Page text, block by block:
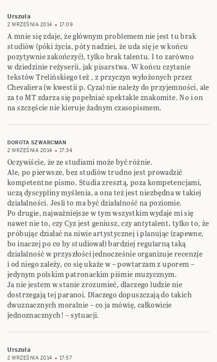
Urszula
2 WRZEŚNIA 2014 17:09
A mnie się zdaje, że głównym problemem nie jest tu brak
studiów (póki życia, póty nadziei, że uda się je w końcu
pozytywnie zakończyć), tylko brak talentu. I to zarówno
w dziedzinie reżyserii, jak pisarstwa. W końcu czytanie
tekstów Trelińskiego też , z przyczyn wyłożonych przez
Chevaliera (w kwestii p. Cyza) nie należy do przyjemności, ale
za to MT zdarza się popełniać spektakle znakomite. No i on
na szczęście nie kieruje żadnym czasopismem.
DOROTA SZWARCMAN
2 WRZEŚNIA 2014
17:34
Oczywiście, że ze studiami może być różnie.
Ale, po pierwsze, bez studiów trudno jest prowadzić
kompetentne pismo. Studia zresztą, poza kompetencjami,
uczą dyscypliny myślenia, a ona też jest niezbędna w takiej
działalności. Jesli to ma być działalność na poziomie.
Po drugie, najważniejsze w tym wszystkim wydaje mi się
nawet nie to, czy Cyz jest geniusz, czy antytalent, tylko to, że
próbując działać na niwie artystycznej i planując (zapewne,
bo inaczej po co by studiował) bardziej regularną taką
działalność w przyszłości jednocześnie organizuje recenzje
i od niego zależy, co się ukaże w – powtarzam z uporem –
jedynym polskim patronackim piśmie muzycznym.
Ja nie jestem w stanie zrozumieć, dlaczego ludzie nie
dostrzegają tej paranoi. Dlaczego dopuszczają do takich
dwuznacznych moralnie – co ja mówię, całkowicie
jednoznacznych! – sytuacji.
Urszula
2 WRZEŚNIA 2014 17:57